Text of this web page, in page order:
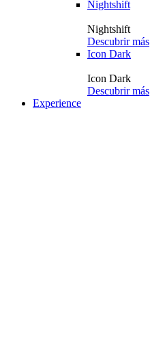
Nightshift
Nightshift
Descubrir más
Icon Dark
Icon Dark
Descubrir más
Experience